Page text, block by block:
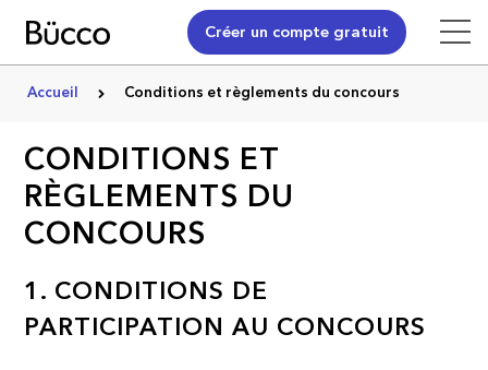
Créer un compte gratuit
Accueil Conditions et règlements du concours
CONDITIONS ET
RÈGLEMENTS DU
CONCOURS
1. CONDITIONS DE
PARTICIPATION AU CONCOURS